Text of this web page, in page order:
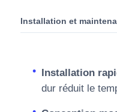
Installation et
Installation
dur réduit le